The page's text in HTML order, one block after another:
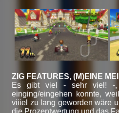
ZIG FEATURES, (M)EINE
Es gibt viel - sehr viel! -,
einging/eingehen konnte,
viiiel zu lang geworden wäre
die Prozentwertung und das